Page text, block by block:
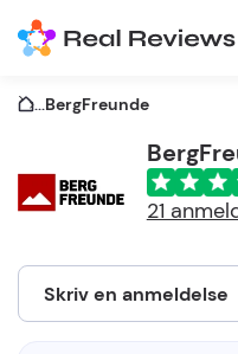
...BergFreunde
21
Skriv en anmeldelse